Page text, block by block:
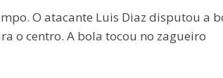
O atacante Luis Diaz disputou a
o centro. A bola tocou no zagueiro